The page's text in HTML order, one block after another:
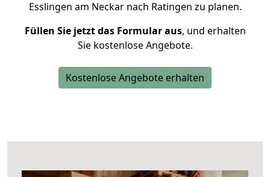
Esslingen am Neckar nach Ratingen zu planen.
Füllen Sie jetzt das Formular aus, und erhalten
Sie kostenlose Angebote.
Kostenlose Angebote erhalten